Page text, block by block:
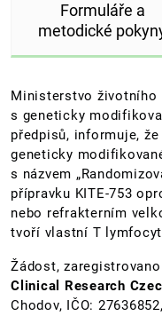
Formuláře a
metodické
Ministerstvo životního
s geneticky
předpisů, informuje,
geneticky
s názvem
přípravku KITE-753
nebo refrakterním
tvoří vlastní T
Žádost,
Clinical Research
Chodov, IČO: